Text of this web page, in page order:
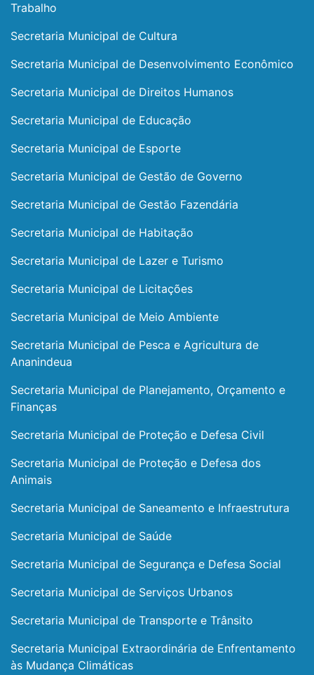
Trabalho
Secretaria Municipal de Cultura
Secretaria Municipal de Desenvolvimento Econômico
Secretaria Municipal de Direitos Humanos
Secretaria Municipal de Educação
Secretaria Municipal de Esporte
Secretaria Municipal de Gestão de Governo
Secretaria Municipal de Gestão Fazendária
Secretaria Municipal de Habitação
Secretaria Municipal de Lazer e Turismo
Secretaria Municipal de Licitações
Secretaria Municipal de Meio Ambiente
Secretaria Municipal de Pesca e Agricultura de
Ananindeua
Secretaria Municipal de Planejamento, Orçamento e
Finanças
Secretaria Municipal de Proteção e Defesa Civil
Secretaria Municipal de Proteção e Defesa dos
Animais
Secretaria Municipal de Saneamento e Infraestrutura
Secretaria Municipal de Saúde
Secretaria Municipal de Segurança e Defesa Social
Secretaria Municipal de Serviços Urbanos
Secretaria Municipal de Transporte e Trânsito
Secretaria Municipal Extraordinária de Enfrentamento
às Mudança Climáticas